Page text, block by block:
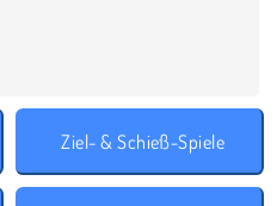
Ziel- & Schieß-Spiele